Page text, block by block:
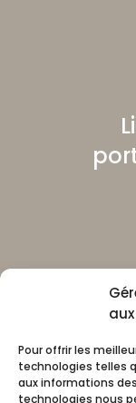
Pour offrir les
technologies telles
aux informations
technologies nous